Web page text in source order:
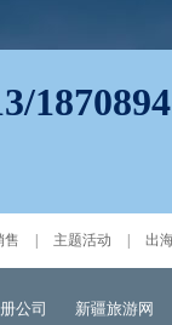
售 主题活动 出
公司 新疆旅游网